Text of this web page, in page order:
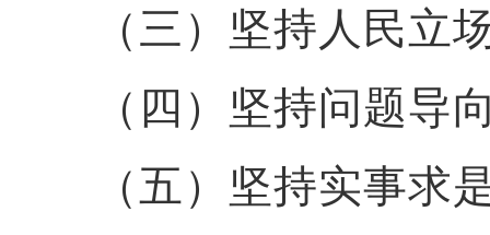
（三）坚持人民立
（四）坚持问题导
（五）坚持实事求